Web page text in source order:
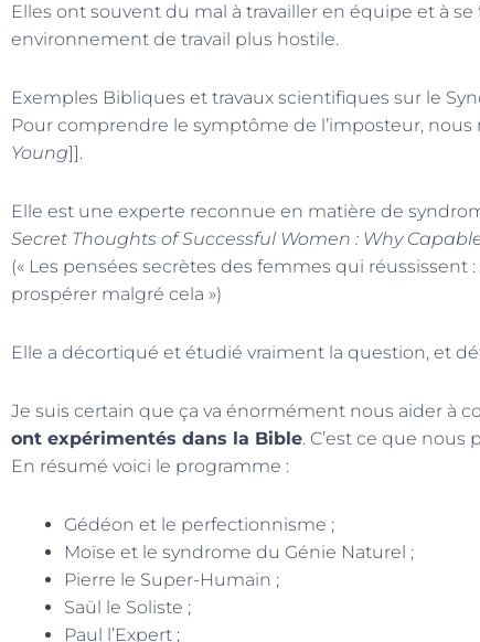
Elles ont souvent du mal à travailler en équipe et à
environnement de travail plus hostile.
Exemples Bibliques et travaux scientifiques sur le
Pour comprendre le symptôme de l’imposteur,
Young]].
Elle est une experte reconnue en matière de
Secret Thoughts of Successful Women : Why
(« Les pensées secrètes des femmes qui
prospérer malgré cela »)
Elle a décortiqué et étudié vraiment la question, et
Je suis certain que ça va énormément nous aider à
ont expérimentés dans la Bible. C’est ce que nous
En résumé voici le programme :
Gédéon et le perfectionnisme ;
Moïse et le syndrome du Génie Naturel ;
Pierre le Super-Humain ;
Saül le Soliste ;
Paul l’Expert ;